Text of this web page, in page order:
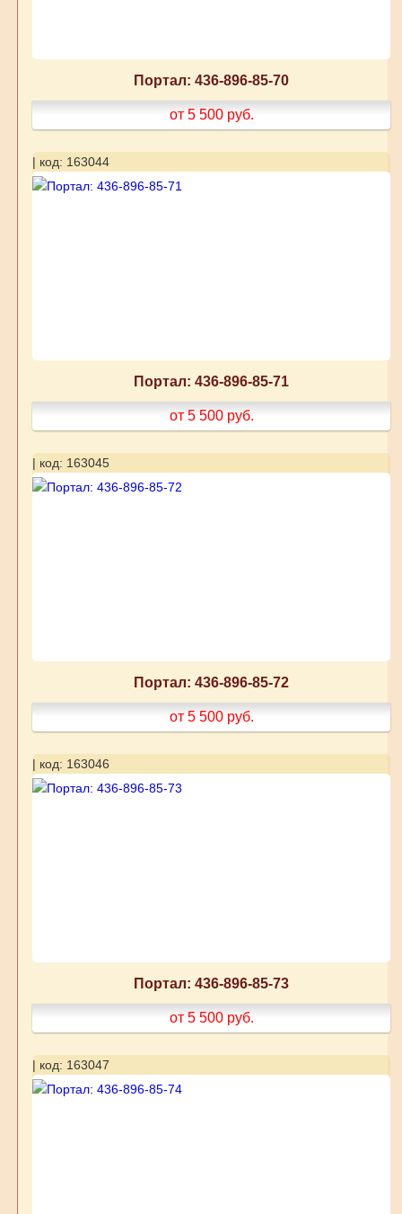
Портал: 436-896-85-70
от 5 500 руб.
| код: 163044
Портал: 436-896-85-71
от 5 500 руб.
| код: 163045
Портал: 436-896-85-72
от 5 500 руб.
| код: 163046
Портал: 436-896-85-73
от 5 500 руб.
| код: 163047